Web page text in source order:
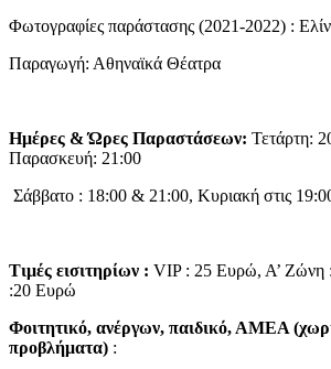
Φωτογραφίες παράστασης (2021-2022) :
Παραγωγή: Αθηναϊκά Θέατρα
Ημέρες & Ώρες Παραστάσεων: Τετάρτη:
Παρασκευή: 21:00
Σάββατο : 18:00 & 21:00, Κυριακή στις
Τιμές εισιτηρίων : VIP : 25 Ευρώ, Α’ Ζώνη
:20 Ευρώ
Φοιτητικό, ανέργων, παιδικό, ΑΜΕΑ
προβλήματα) :